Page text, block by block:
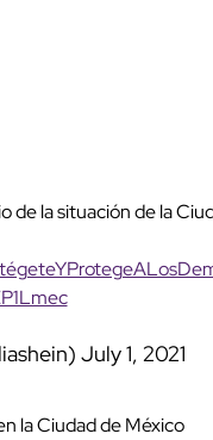
de la situación de la
July 1, 2021
la Ciudad de México